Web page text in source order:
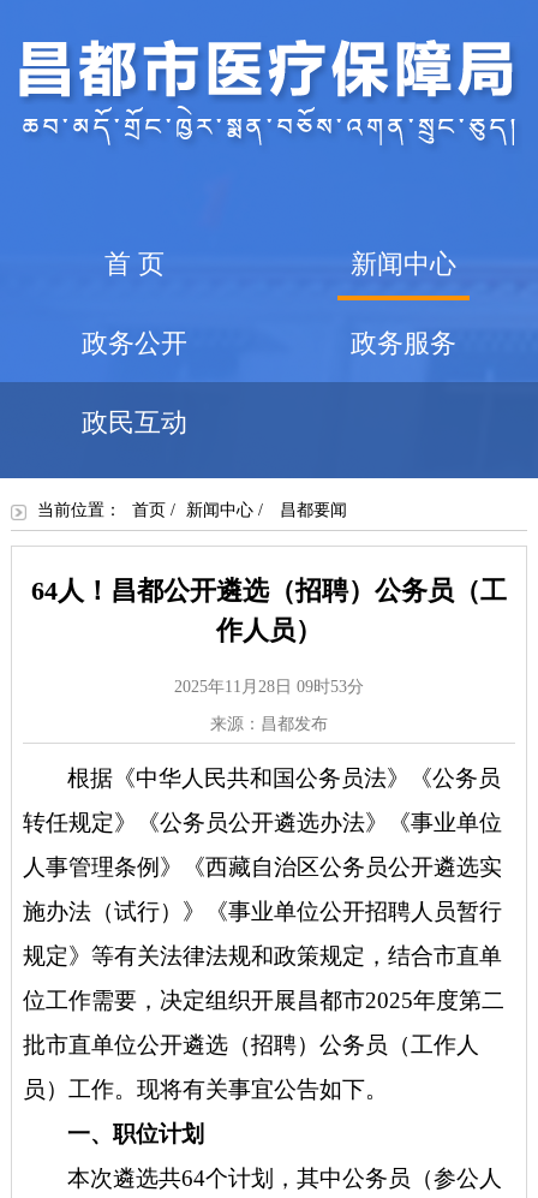
首 页 新闻中心
政务公开 政务服务
政民互动
当前位置： 首页 / 新闻中心/ 昌都要闻
64人！昌都公开遴选（招聘）公务员（工
作人员）
2025年11月28日 09时53分
来源：昌都发布
根据《中华人民共和国公务员法》《公务员
转任规定》《公务员公开遴选办法》《事业单位
人事管理条例》《西藏自治区公务员公开遴选实
施办法（试行）》《事业单位公开招聘人员暂行
规定》等有关法律法规和政策规定，结合市直单
位工作需要，决定组织开展昌都市2025年度第二
批市直单位公开遴选（招聘）公务员（工作人
员）工作。现将有关事宜公告如下。
一、职位计划
本次遴选共64个计划，其中公务员（参公人